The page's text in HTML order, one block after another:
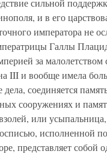
сильной
и в его
императора не
Галлы
за малолетством
III и вообще имела
соединяется
сооружениях и
или
исполненной по
представляет собой